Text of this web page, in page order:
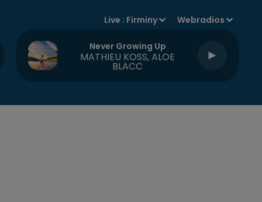
Live : Firminy Webradios
Never Growing Up
MATHIEU KOSS, ALOE
BLACC